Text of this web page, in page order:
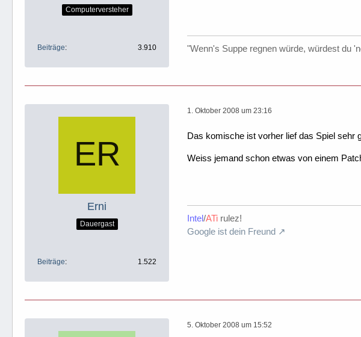
Computerversteher
Beiträge 3.910 "Wenn's Suppe regnen würde, würdest du
Erni
Dauergast
Beiträge 1.522
1. Oktober 2008 um 23:16
Das komische ist vorher lief das Spiel sehr
Weiss jemand schon etwas von einem
Intel/ATi rulez!
Google ist dein Freund
5. Oktober 2008 um 15:52